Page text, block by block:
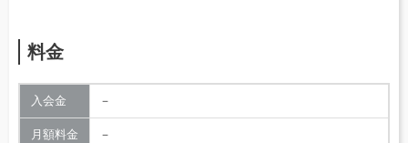
料金
入会金 －
月額料金 －